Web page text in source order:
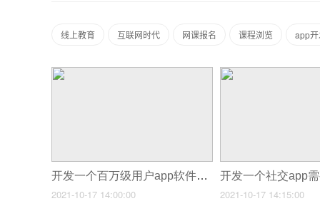
线上教育 互联网时代 网课报名 课程浏览 app
开发一个百万级用户app软件大概需要多少钱,开发一个社交app需要多少钱
2021-10-17 14:00:00 2021-10-17 14:15:00